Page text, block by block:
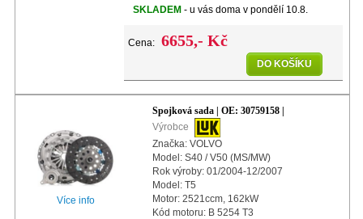
Další info: s centrálním vypínacím
Další info: s automatickým nast
SKLADEM - u vás doma v pondělí 10.8.
Cena: 6655,- Kč
DO KOŠÍKU
Více info
Spojková sada | OE: 30759158 |
Výrobce
Značka: VOLVO
Model: S40 / V50 (MS/MW)
Rok výroby: 01/2004-12/2007
Model: T5
Motor: 2521ccm, 162kW
Kód motoru: B 5254 T3